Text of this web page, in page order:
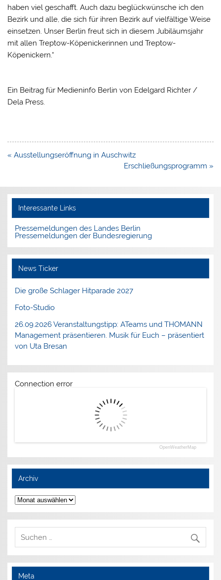
haben viel geschafft. Auch dazu beglückwünsche ich den
Bezirk und alle, die sich für ihren Bezirk auf vielfältige Weise
einsetzen. Unser Berlin freut sich in diesem Jubiläumsjahr
mit allen Treptow-Köpenickerinnen und Treptow-
Köpenickern.“
Ein Beitrag für Medieninfo Berlin von Edelgard Richter /
Dela Press.
Beitragsnavigation
« Ausstellungseröffnung in Auschwitz
Erschließungsprogramm »
Interessante Links
Pressemeldungen des Landes Berlin
Pressemeldungen der Bundesregierung
News Ticker
Die große Schlager Hitparade 2027
Foto-Studio
26.09.2026 Veranstaltungstipp: ATeams und THOMANN
Management präsentieren. Musik für Euch – präsentiert
von Uta Bresan
Connection error
OpenWeatherMap
Archiv
Archiv
Meta